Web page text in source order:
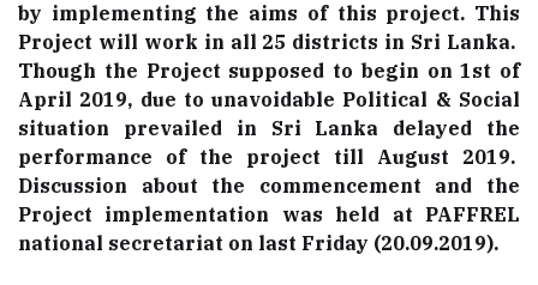
by implementing the aims of this project. This
Project will work in all 25 districts in Sri Lanka.
Though the Project supposed to begin on 1st of
April 2019, due to unavoidable Political & Social
situation prevailed in Sri Lanka delayed the
performance of the project till August 2019.
Discussion about the commencement and the
Project implementation was held at PAFFREL
national secretariat on last Friday (20.09.2019).